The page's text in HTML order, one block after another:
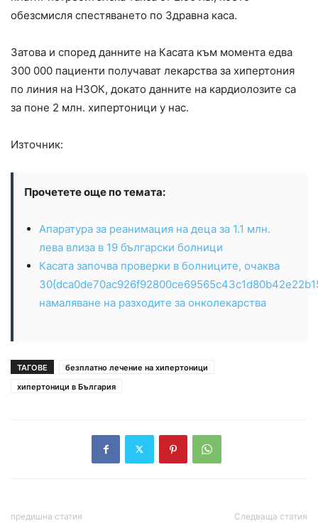
обезсмисля спестяването по Здравна каса.
Затова и според данните на Касата към момента едва
300 000 пациенти получават лекарства за хипертония
по линия на НЗОК, докато данните на кардиолозите са
за поне 2 млн. хипертоници у нас.
Източник:
Прочетете още по темата:
Апаратура за реанимация на деца за 1.1 млн.
лева влиза в 19 български болници
Касата започва проверки в болниците, очаква
намаляване на разходите за онколекарства
ТАГОВЕ
безплатно лечение на хипертоници
хипертоници в България
предишна статия Следваща статия